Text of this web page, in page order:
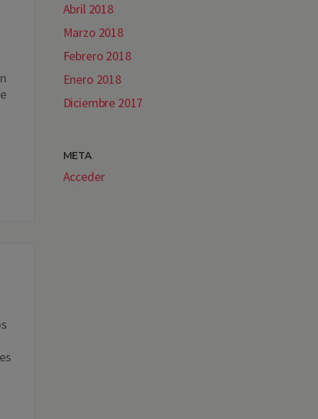
Abril 2018
Marzo 2018
Febrero 2018
Enero 2018
Diciembre 2017
META
Acceder